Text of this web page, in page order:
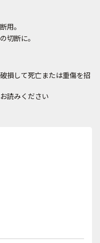
用。
切断に。
損して死亡または重傷を招
読みください